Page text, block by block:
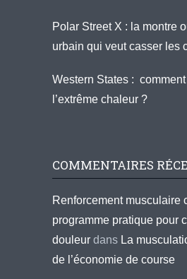
Polar Street X : la montre
urbain qui veut casser les
Western States :
l’extrême chaleur ?
COMMENTAIRES
Renforcement musculaire
programme pratique pour
douleur dans La
de l’économie de course